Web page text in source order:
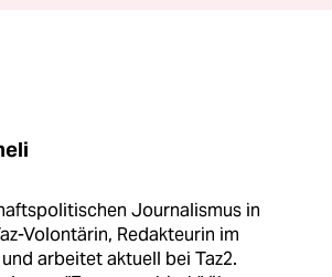
Journalismus in
Volontärin, Redakteurin im
arbeitet aktuell bei Taz2.